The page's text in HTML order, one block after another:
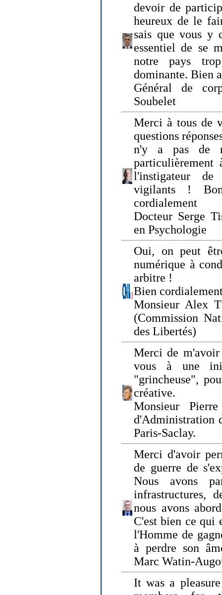
devoir de
heureux de le
sais que vous y
essentiel de se
notre pays
dominante. Bien
Général de
Soubelet
Merci à tous de
questions
n'y a pas de
l'instigateur de
vigilants !
cordialement
Docteur Serge
en Psychologie
Oui, on peut
numérique à
arbitre !
Bien
Monsieur Alex
(Commission
des Libertés)
Merci de
vous à une
"grincheuse",
créative.
Monsieur
d'Administration
Paris-Saclay.
Merci d'avoir
de guerre de
Nous avons
infrastructures,
nous avons
C'est bien ce qui
l'Homme de
à perdre son
Marc Watin-
It was a